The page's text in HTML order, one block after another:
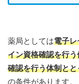
薬局としては電子レ
イン資格確認を行
確認を行う体制とと
の条件があります。